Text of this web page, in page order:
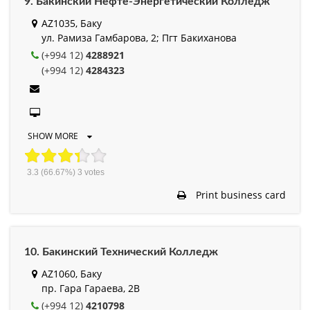
AZ1035, Баку
ул. Рамиза Гамбарова, 2; Пгт Бакиханова
(+994 12) 4288921
(+994 12) 4284323
SHOW MORE
3.3 (66.67%) 3 votes
Print business card
10. Бакинский Технический Колледж
AZ1060, Баку
пр. Гара Гараева, 2B
(+994 12) 4210798